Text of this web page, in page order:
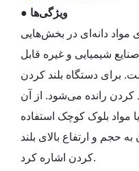
● ویژگی‌ها
مواد دانه‌ای در بخش‌هایی
شیمیایی و غیره قابل
کردن رانده می‌شود. از آن
مواد بلوک کوچک استفاده
حجم و ارتفاع بالای بلند
کردن اشاره کرد.